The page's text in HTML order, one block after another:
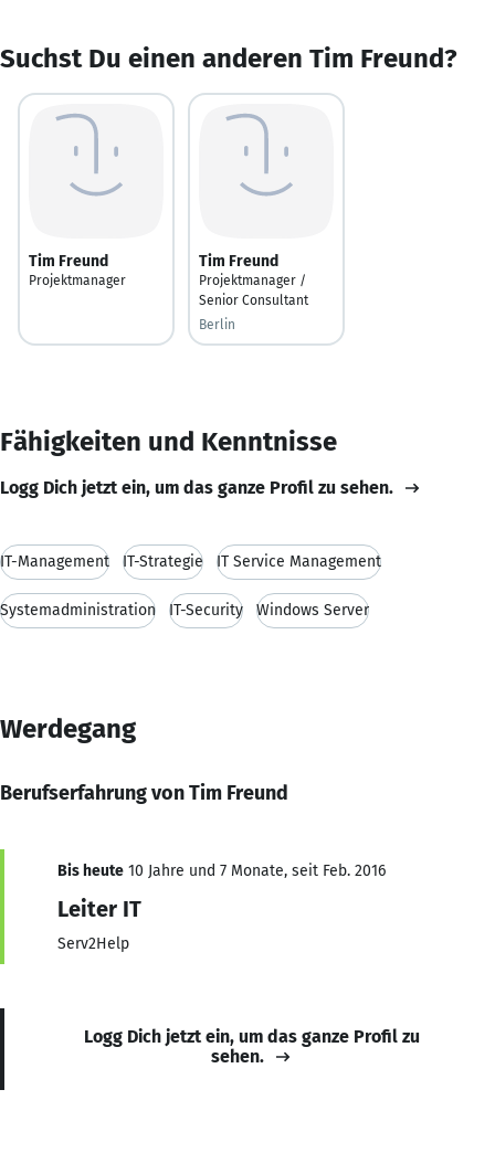
Suchst Du einen anderen Tim Freund?
Tim Freund
Projektmanager
Tim Freund
Projektmanager /
Senior Consultant
Berlin
Fähigkeiten und Kenntnisse
Logg Dich jetzt ein, um das ganze Profil zu sehen.
IT-Management IT-Strategie IT Service Management
Systemadministration IT-Security Windows Server
Werdegang
Berufserfahrung von Tim Freund
Bis heute 10 Jahre und 7 Monate, seit Feb. 2016
Leiter IT
Serv2Help
Logg Dich jetzt ein, um das ganze Profil zu
sehen.